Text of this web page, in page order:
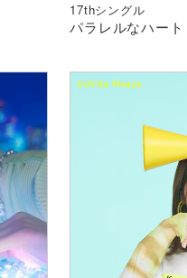
17thシングル
パラレルなハート